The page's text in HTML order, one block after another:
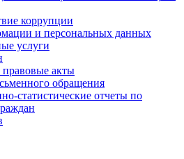
коррупции
и персональных данных
услуги
акты
обращения
статистические отчеты по